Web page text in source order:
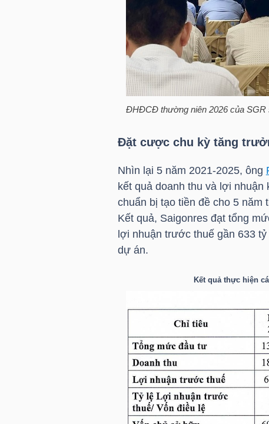
ĐHĐCĐ thường niên 2026 củaSGR
Đặt cược chu kỳ tăng
Nhìn lại 5 năm 2021-2025, ông
kết quả doanh thu và lợi
chuẩn bị tạo tiền đề cho 5 năm
Kết quả, Saigonres đạt tổng
lợi nhuận trước thuế gần 633
dự án.
Kết quả thực hiện